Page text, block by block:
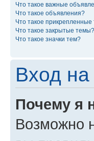
Что такое важные
Что такое объявления?
Что такое
Что такое закрытые темы?
Что такое значки тем?
Вход
Почему я
Возможно